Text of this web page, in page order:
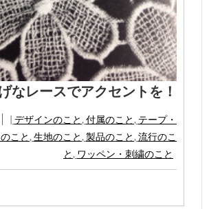
なレースでアクセントを！
| デザインのこと , 付属のこと , テープ・
こと , 生地のこと , 製品のこと , 流行のこ
と , ワッペン・刺繍のこと